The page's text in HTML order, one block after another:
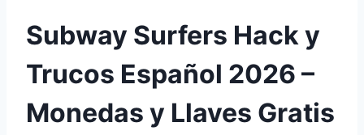
Subway Surfers Hack y
Trucos Español 2026 –
Monedas y Llaves Gratis